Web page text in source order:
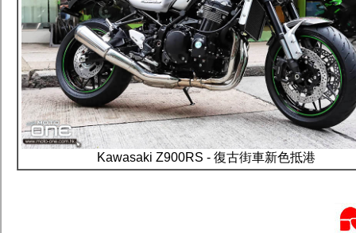
Kawasaki Z900RS - 復古街車新色抵港